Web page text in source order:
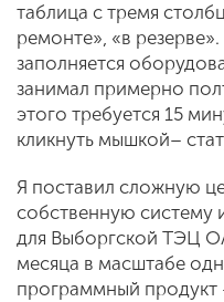
таблица с тремя
ремонте», «в
заполняется
занимал примерно
этого требуется 15
кликнуть мышкой–
Я поставил сложную
собственную систему
для Выборгской ТЭЦ
месяца в масштабе
программный продукт